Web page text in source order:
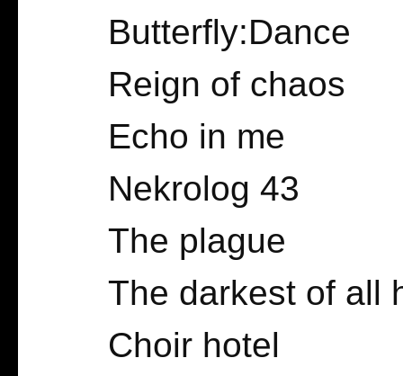
Butterfly:Dance
Reign of chaos
Echo in me
Nekrolog 43
The plague
The darkest of all
Choir hotel